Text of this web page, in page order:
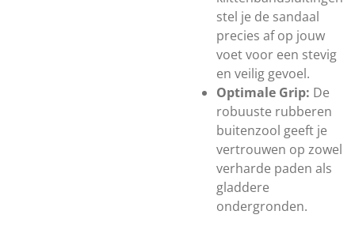
stel je de sandaal
precies af op jouw
voet voor een stevig
en veilig gevoel.
Optimale Grip: De
robuuste rubberen
buitenzool geeft je
vertrouwen op zowel
verharde paden als
gladdere
ondergronden.